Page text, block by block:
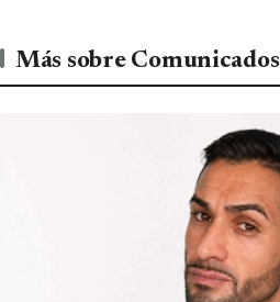
Más sobre Comunicados